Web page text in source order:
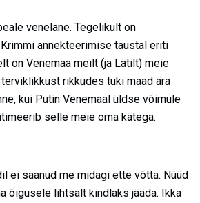
venelane. Tegelikult on
annekteerimise taustal eriti
on Venemaa meilt (ja Lätilt) meie
rikkudes tüki maad ära
kui Putin Venemaal üldse võimule
selle meie oma kätega.
ei saanud me midagi ette võtta. Nüüd
õigusele lihtsalt kindlaks jääda. Ikka